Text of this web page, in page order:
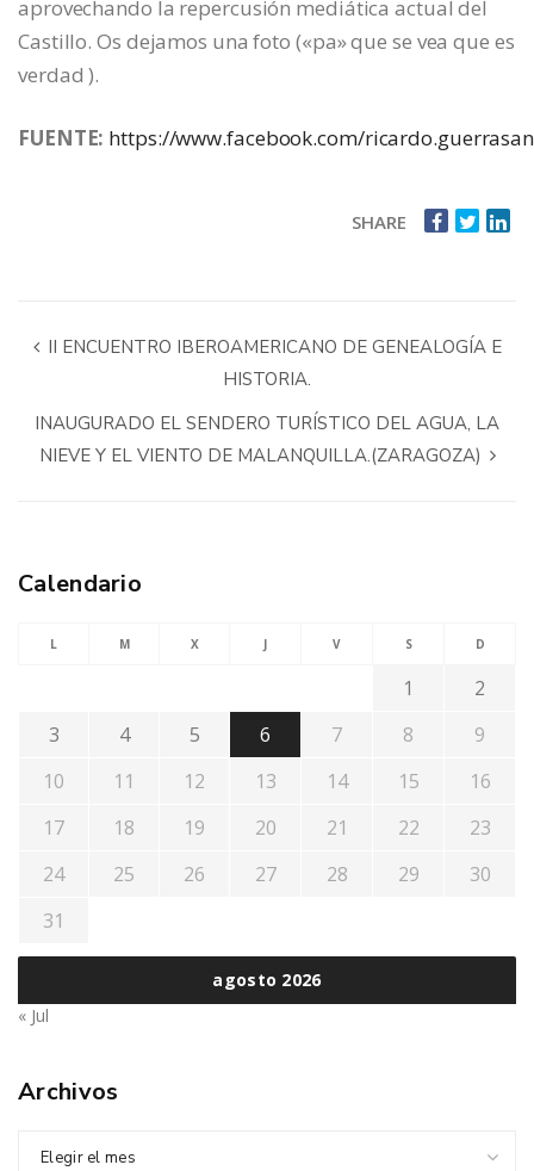
aprovechando la repercusión mediática actual del
Castillo. Os dejamos una foto («pa» que se vea que es
verdad ).
FUENTE: https://www.facebook.com/
SHARE
II ENCUENTRO IBEROAMERICANO DE GENEALOGÍA E
HISTORIA.
INAUGURADO EL SENDERO TURÍSTICO DEL AGUA, LA
NIEVE Y EL VIENTO DE MALANQUILLA.(ZARAGOZA)
Calendario
agosto 2026
L M X J V S D
1
2
3
4 5 6 7 8
9
10
11 12 13 14 15
16
17
18 19 20 21 22
23
24
25 26 27 28 29
30
31
« Jul
Archivos
Elegir el mes